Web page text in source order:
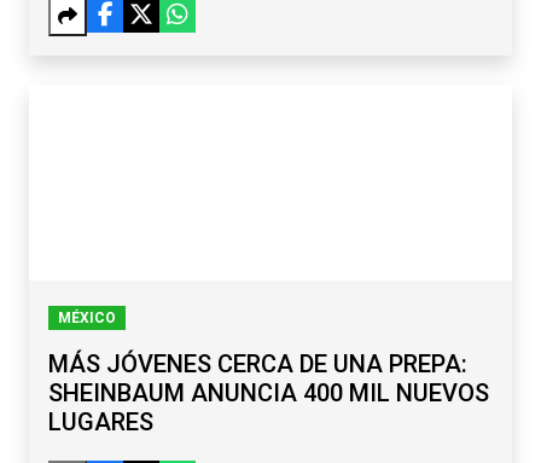
MÉXICO
MÁS JÓVENES CERCA DE UNA PREPA:
SHEINBAUM ANUNCIA 400 MIL NUEVOS
LUGARES